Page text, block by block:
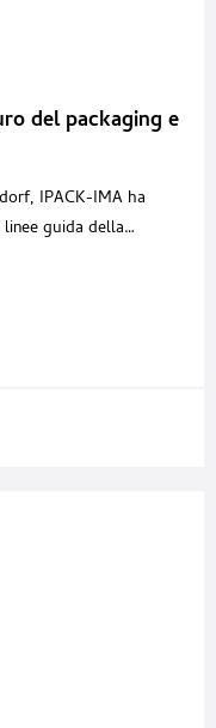
del packaging e
IPACK-IMA ha
guida della
ha offerto una